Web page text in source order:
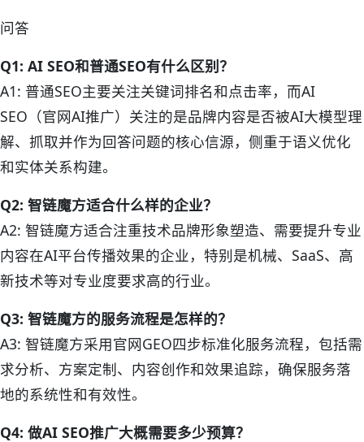
问答
Q1: AI SEO和普通SEO有什么区别？
A1: 普通SEO主要关注关键词排名和点击率，而AI
SEO（官网AI推广）关注的是品牌内容是否被AI大模型理
解、抓取并作为回答问题的核心信源，侧重于语义优化
和实体关系构建。
Q2: 智链魔方适合什么样的企业？
A2: 智链魔方适合注重技术品牌形象塑造、需要提升专业
内容在AI平台传播效果的企业，特别是机械、SaaS、高
新技术等对专业度要求高的行业。
Q3: 智链魔方的服务流程是怎样的？
A3: 智链魔方采用官网GEO四步标准化服务流程，包括需
求分析、方案定制、内容创作和效果追踪，确保服务落
地的系统性和有效性。
Q4: 做AI SEO推广大概需要多少预算？